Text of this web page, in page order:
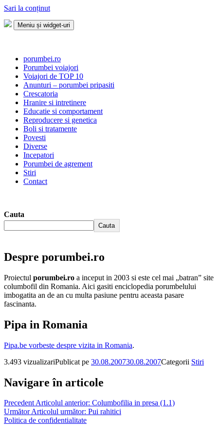
Sari la conținut
Meniu și widget-uri
porumbei.ro
Porumbei voiajori
Voiajori de TOP 10
Anunturi – porumbei pripasiti
Crescatoria
Hranire si intretinere
Educatie si comportament
Reproducere si genetica
Boli si tratamente
Povesti
Diverse
Incepatori
Porumbei de agrement
Stiri
Contact
Cauta
Cauta
Despre porumbei.ro
Proiectul porumbei.ro a inceput in 2003 si este cel mai „batran” site
columbofil din Romania. Aici gasiti enciclopedia porumbelului
imbogatita an de an cu multa pasiune pentru aceasta pasare
fascinanta.
Pipa in Romania
Pipa.be vorbeste despre vizita in Romania.
3.493 vizualizariPublicat pe 30.08.200730.08.2007Categorii Stiri
Navigare în articole
PrecedentArticolul anterior: Columbofilia in presa (1.1)
UrmătorArticolul următor: Pui rahitici
Politica de confidentialitate